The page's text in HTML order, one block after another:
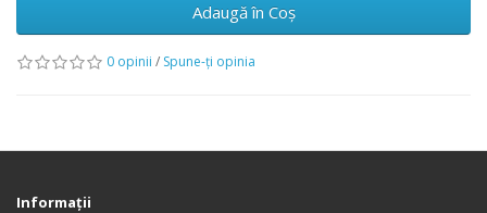
Adaugă în Coş
0 opinii / Spune-ţi opinia
Informaţii